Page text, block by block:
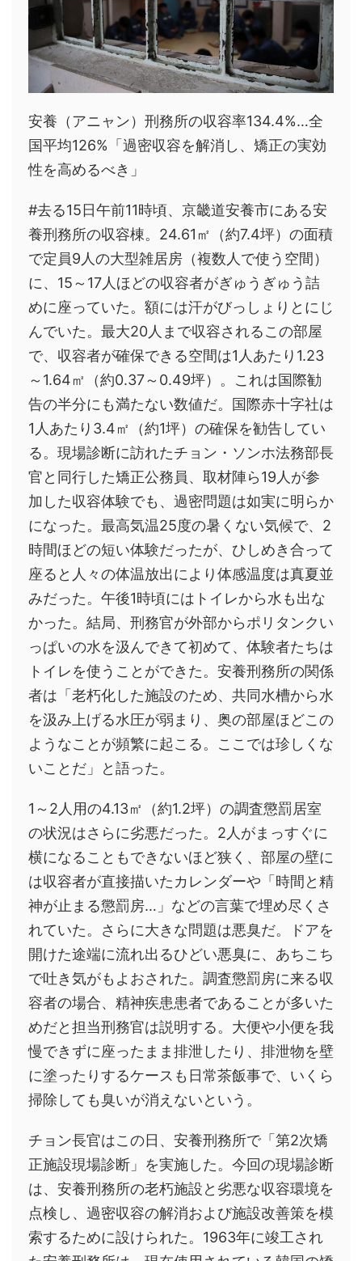
安養（アニャン）刑務所の収容率134.4%…全
国平均126%「過密収容を解消し、矯正の実効
性を高めるべき」
#去る15日午前11時頃、京畿道安養市にある安
養刑務所の収容棟。24.61㎡（約7.4坪）の面積
で定員9人の大型雑居房（複数人で使う空間）
に、15～17人ほどの収容者がぎゅうぎゅう詰
めに座っていた。額には汗がびっしょりとにじ
んでいた。最大20人まで収容されるこの部屋
で、収容者が確保できる空間は1人あたり1.23
～1.64㎡（約0.37～0.49坪）。これは国際勧
告の半分にも満たない数値だ。国際赤十字社は
1人あたり3.4㎡（約1坪）の確保を勧告してい
る。現場診断に訪れたチョン・ソンホ法務部長
官と同行した矯正公務員、取材陣ら19人が参
加した収容体験でも、過密問題は如実に明らか
になった。最高気温25度の暑くない気候で、2
時間ほどの短い体験だったが、ひしめき合って
座ると人々の体温放出により体感温度は真夏並
みだった。午後1時頃にはトイレから水も出な
かった。結局、刑務官が外部からポリタンクい
っぱいの水を汲んできて初めて、体験者たちは
トイレを使うことができた。安養刑務所の関係
者は「老朽化した施設のため、共同水槽から水
を汲み上げる水圧が弱まり、奥の部屋ほどこの
ようなことが頻繁に起こる。ここでは珍しくな
いことだ」と語った。
1～2人用の4.13㎡（約1.2坪）の調査懲罰居室
の状況はさらに劣悪だった。2人がまっすぐに
横になることもできないほど狭く、部屋の壁に
は収容者が直接描いたカレンダーや「時間と精
神が止まる懲罰房…」などの言葉で埋め尽くさ
れていた。さらに大きな問題は悪臭だ。ドアを
開けた途端に流れ出るひどい悪臭に、あちこち
で吐き気がもよおされた。調査懲罰房に来る収
容者の場合、精神疾患患者であることが多いた
めだと担当刑務官は説明する。大便や小便を我
慢できずに座ったまま排泄したり、排泄物を壁
に塗ったりするケースも日常茶飯事で、いくら
掃除しても臭いが消えないという。
チョン長官はこの日、安養刑務所で「第2次矯
正施設現場診断」を実施した。今回の現場診断
は、安養刑務所の老朽施設と劣悪な収容環境を
点検し、過密収容の解消および施設改善策を模
索するために設けられた。1963年に竣工され